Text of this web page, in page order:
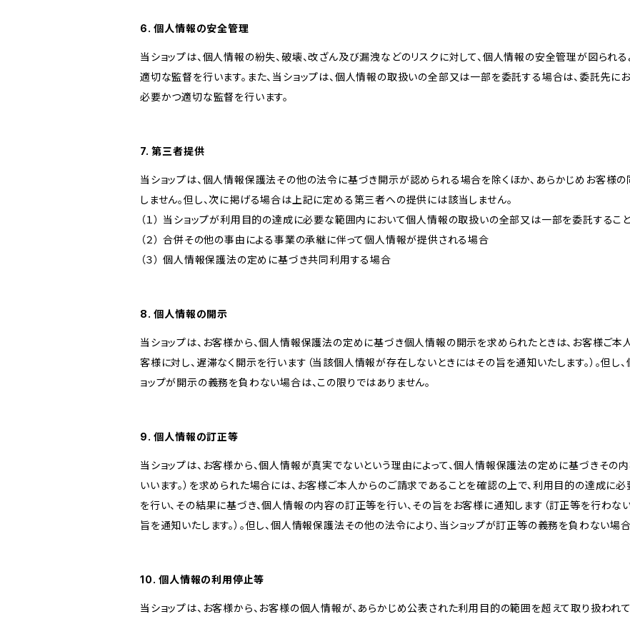
6. 個人情報の安全管理
当ショップは、個人情報の紛失、破壊、改ざん及び漏洩などのリスクに対して、個人情報の安全管理が図られる
適切な監督を行います。また、当ショップは、個人情報の取扱いの全部又は一部を委託する場合は、委託先に
必要かつ適切な監督を行います。
7. 第三者提供
当ショップは、個人情報保護法その他の法令に基づき開示が認められる場合を除くほか、あらかじめお客様
しません。但し、次に掲げる場合は上記に定める第三者への提供には該当しません。
（１） 当ショップが利用目的の達成に必要な範囲内において個人情報の取扱いの全部又は一部を委託するこ
（２） 合併その他の事由による事業の承継に伴って個人情報が提供される場合
（３） 個人情報保護法の定めに基づき共同利用する場合
8. 個人情報の開示
当ショップは、お客様から、個人情報保護法の定めに基づき個人情報の開示を求められたときは、お客様ご本
客様に対し、遅滞なく開示を行います（当該個人情報が存在しないときにはその旨を通知いたします。）。但し
ョップが開示の義務を負わない場合は、この限りではありません。
9. 個人情報の訂正等
当ショップは、お客様から、個人情報が真実でないという理由によって、個人情報保護法の定めに基づきその
いいます。）を求められた場合には、お客様ご本人からのご請求であることを確認の上で、利用目的の達成に
を行い、その結果に基づき、個人情報の内容の訂正等を行い、その旨をお客様に通知します（訂正等を行わな
旨を通知いたします。）。但し、個人情報保護法その他の法令により、当ショップが訂正等の義務を負わない場
10. 個人情報の利用停止等
当ショップは、お客様から、お客様の個人情報が、あらかじめ公表された利用目的の範囲を超えて取り扱わ